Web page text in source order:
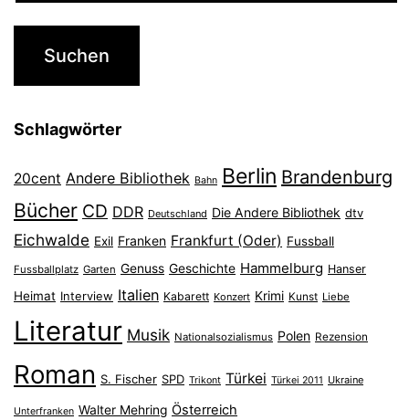
Schlagwörter
20cent Andere Bibliothek Bahn Berlin Brandenburg
Bücher CD DDR Deutschland Die Andere Bibliothek dtv
Eichwalde Exil Franken Frankfurt (Oder) Fussball
Fussballplatz Garten Genuss Geschichte Hammelburg Hanser
Heimat Interview Italien Kabarett Konzert Krimi Kunst Liebe
Literatur Musik Nationalsozialismus Polen Rezension
Roman S. Fischer SPD Trikont Türkei Türkei 2011 Ukraine
Unterfranken Walter Mehring Österreich